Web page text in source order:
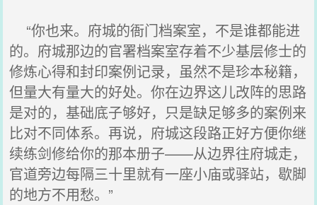
“你也来。府城的衙门档案室，不是谁都能进
的。府城那边的官署档案室存着不少基层修士的
修炼心得和封印案例记录，虽然不是珍本秘籍，
但量大有量大的好处。你在边界这儿改阵的思路
是对的，基础底子够好，只是缺足够多的案例来
比对不同体系。再说，府城这段路正好方便你继
续练剑修给你的那本册子——从边界往府城走，
官道旁边每隔三十里就有一座小庙或驿站，歇脚
的地方不用愁。”